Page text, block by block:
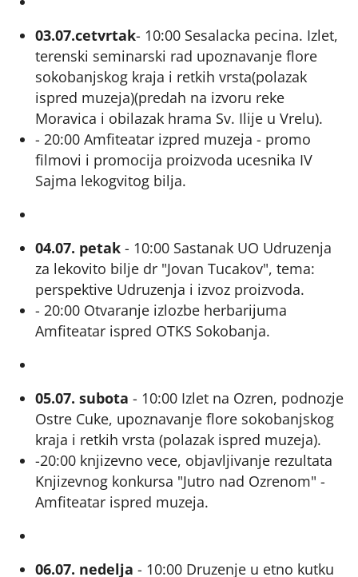
03.07.cetvrtak- 10:00 Sesalacka pecina. Izlet,
terenski seminarski rad upoznavanje flore
sokobanjskog kraja i retkih vrsta(polazak
ispred muzeja)(predah na izvoru reke
Moravica i obilazak hrama Sv. Ilije u Vrelu).
- 20:00 Amfiteatar izpred muzeja - promo
filmovi i promocija proizvoda ucesnika IV
Sajma lekogvitog bilja.
04.07. petak - 10:00 Sastanak UO Udruzenja
za lekovito bilje dr "Jovan Tucakov", tema:
perspektive Udruzenja i izvoz proizvoda.
- 20:00 Otvaranje izlozbe herbarijuma
Amfiteatar ispred OTKS Sokobanja.
05.07. subota - 10:00 Izlet na Ozren, podnozje
Ostre Cuke, upoznavanje flore sokobanjskog
kraja i retkih vrsta (polazak ispred muzeja).
-20:00 knjizevno vece, objavljivanje rezultata
Knjizevnog konkursa "Jutro nad Ozrenom" -
Amfiteatar ispred muzeja.
06.07. nedelja - 10:00 Druzenje u etno kutku